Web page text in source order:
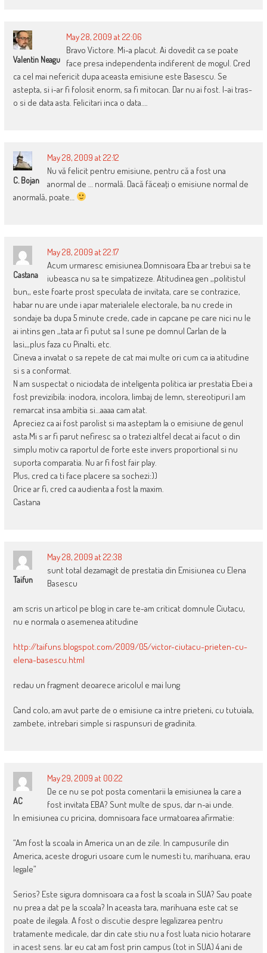
Valentin Neagu
May 28, 2009 at 22:06
Bravo Victore. Mi-a placut. Ai dovedit ca se poate
face presa independenta indiferent de mogul. Cred
ca cel mai nefericit dupa aceasta emisiune este Basescu. Se
astepta, si i-ar fi folosit enorm, sa fi mitocan. Dar nu ai fost. I-ai tras-
o si de data asta. Felicitari inca o data….
C. Bojan
May 28, 2009 at 22:12
Nu vă felicit pentru emisiune, pentru că a fost una
anormal de … normală. Dacă făceaţi o emisiune normal de
anormală, poate…
Castana
May 28, 2009 at 22:17
Acum urmaresc emisiunea.Domnisoara Eba ar trebui sa te
iubeasca nu sa te simpatizeze. Atitudinea gen ,,politistul
bun,, este foarte prost speculata de invitata, care se contrazice,
habar nu are unde i apar materialele electorale, ba nu crede in
sondaje ba dupa 5 minute crede, cade in capcane pe care nici nu le
ai intins gen ,,tata ar fi putut sa l sune pe domnul Carlan de la
Iasi,,,plus faza cu Pinalti, etc.
Cineva a invatat o sa repete de cat mai multe ori cum ca ia atitudine
si s a conformat.
N am suspectat o niciodata de inteligenta politica iar prestatia Ebei a
fost previzibila: inodora, incolora, limbaj de lemn, stereotipuri.I am
remarcat insa ambitia si…aaaa cam atat.
Apreciez ca ai fost parolist si ma asteptam la o emisiune de genul
asta.Mi s ar fi parut nefiresc sa o tratezi altfel decat ai facut o din
simplu motiv ca raportul de forte este invers proportional si nu
suporta comparatia. Nu ar fi fost fair play.
Plus, cred ca ti face placere sa sochezi:))
Orice ar fi, cred ca audienta a fost la maxim.
Castana
Taifun
May 28, 2009 at 22:38
sunt total dezamagit de prestatia din Emisiunea cu Elena
Basescu
am scris un articol pe blog in care te-am criticat domnule Ciutacu,
nu e normala o asemenea atitudine
http://taifuns.blogspot.com/2009/05/victor-ciutacu-prieten-cu-
elena-basescu.html
redau un fragment deoarece aricolul e mai lung
Cand colo, am avut parte de o emisiune ca intre prieteni, cu tutuiala,
zambete, intrebari simple si raspunsuri de gradinita.
AC
May 29, 2009 at 00:22
De ce nu se pot posta comentarii la emisiunea la care a
fost invitata EBA? Sunt multe de spus, dar n-ai unde.
In emisiunea cu pricina, domnisoara face urmatoarea afirmatie:
“Am fost la scoala in America un an de zile. In campusurile din
America, aceste droguri usoare cum le numesti tu, marihuana, erau
legale”
Serios? Este sigura domnisoara ca a fost la scoala in SUA? Sau poate
nu prea a dat pe la scoala? In aceasta tara, marihuana este cat se
poate de ilegala. A fost o discutie despre legalizarea pentru
tratamente medicale, dar din cate stiu nu a fost luata nicio hotarare
in acest sens. Iar eu cat am fost prin campus (tot in SUA) 4 ani de